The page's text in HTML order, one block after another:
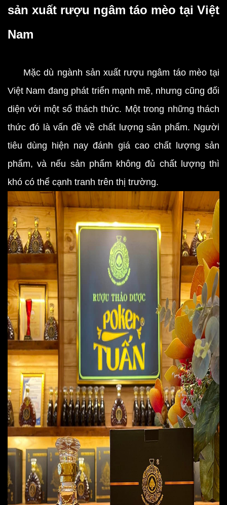
sản xuất rượu ngâm táo mèo tại Việt
Nam
Mặc dù ngành sản xuất rượu ngâm táo mèo tại
Việt Nam đang phát triển mạnh mẽ, nhưng cũng đối
diện với một số thách thức. Một trong những thách
thức đó là vấn đề về chất lượng sản phẩm. Người
tiêu dùng hiện nay đánh giá cao chất lượng sản
phẩm, và nếu sản phẩm không đủ chất lượng thì
khó có thể cạnh tranh trên thị trường.